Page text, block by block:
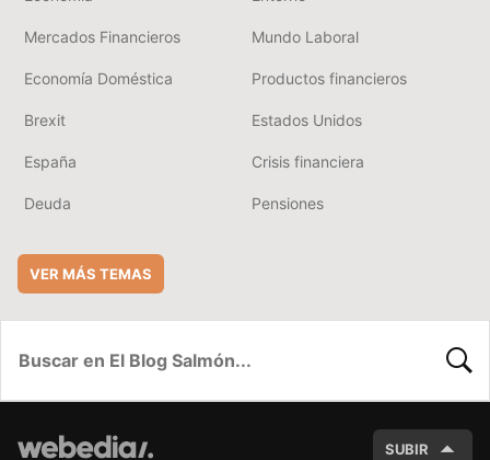
Mercados Financieros Mundo Laboral
Economía Doméstica Productos financieros
Brexit Estados Unidos
España Crisis financiera
Deuda Pensiones
VER MÁS TEMAS
SUBIR